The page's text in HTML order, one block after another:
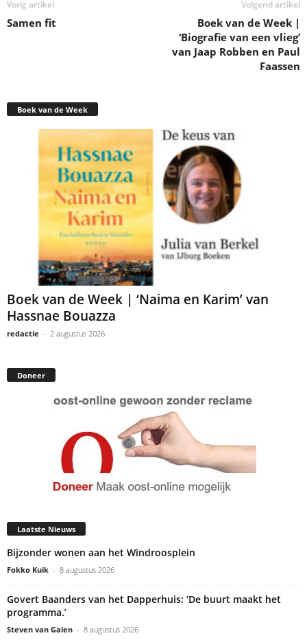
Vorig artikel
Samen fit
Volgend artikel
Boek van de Week |
‘Biografie van een vlieg’
van Jaap Robben en Paul
Faassen
Boek van de Week
Boek van de Week | ‘Naima en Karim’ van
Hassnae Bouazza
redactie - 2 augustus 2026
Doneer
Laatste Nieuws
Bijzonder wonen aan het Windroosplein
Fokko Kuik - 8 augustus 2026
Govert Baanders van het Dapperhuis: ‘De buurt maakt het
programma.’
Steven van Galen - 8 augustus 2026